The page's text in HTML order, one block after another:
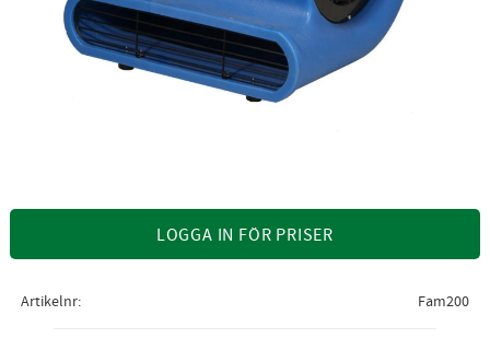
LOGGA IN FÖR PRISER
Artikelnr Fam200